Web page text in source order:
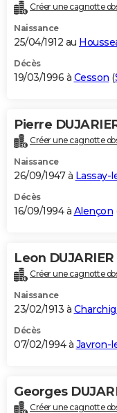
Créer une cagnotte
Naissance
25/04/1912 au
Décès
19/03/1996 à Cesson (
Pierre
Créer une cagnotte
Naissance
26/09/1947 à Lassay-
Décès
16/09/1994 à Alençon
Leon DUJARIER
Créer une cagnotte
Naissance
23/02/1913 à
Décès
07/02/1994 à Javron-
Georges
Créer une cagnotte